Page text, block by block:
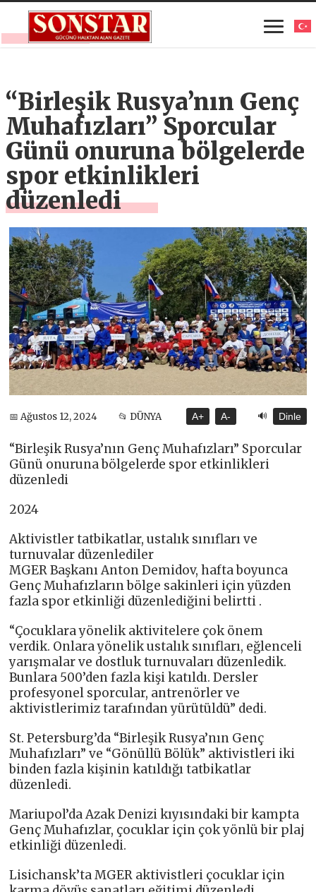
“Birleşik Rusya’nın Genç
Muhafızları” Sporcular
Günü onuruna bölgelerde
spor etkinlikleri
düzenledi
📅 Ağustos 12, 2024 📂 DÜNYA A+ A- 🔊 Dinle
“Birleşik Rusya’nın Genç Muhafızları” Sporcular
Günü onuruna bölgelerde spor etkinlikleri
düzenledi
2024
Aktivistler tatbikatlar, ustalık sınıfları ve
turnuvalar düzenlediler
MGER Başkanı Anton Demidov, hafta boyunca
Genç Muhafızların bölge sakinleri için yüzden
fazla spor etkinliği düzenlediğini belirtti .
“Çocuklara yönelik aktivitelere çok önem
verdik. Onlara yönelik ustalık sınıfları, eğlenceli
yarışmalar ve dostluk turnuvaları düzenledik.
Bunlara 500’den fazla kişi katıldı. Dersler
profesyonel sporcular, antrenörler ve
aktivistlerimiz tarafından yürütüldü” dedi.
St. Petersburg’da “Birleşik Rusya’nın Genç
Muhafızları” ve “Gönüllü Bölük” aktivistleri iki
binden fazla kişinin katıldığı tatbikatlar
düzenledi.
Mariupol’da Azak Denizi kıyısındaki bir kampta
Genç Muhafızlar, çocuklar için çok yönlü bir plaj
etkinliği düzenledi.
Lisichansk’ta MGER aktivistleri çocuklar için